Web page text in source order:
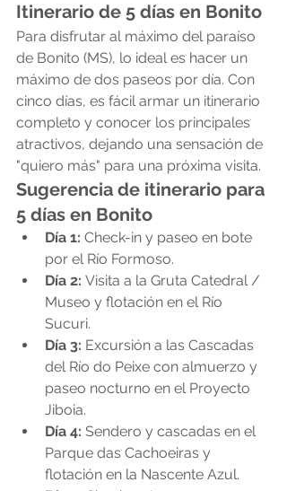
Itinerario de 5 días en Bonito
Para disfrutar al máximo del paraíso
de Bonito (MS), lo ideal es hacer un
máximo de dos paseos por día. Con
cinco días, es fácil armar un itinerario
completo y conocer los principales
atractivos, dejando una sensación de
"quiero más" para una próxima visita.
Sugerencia de itinerario para
5 días en Bonito
Día 1: Check-in y paseo en bote
por el Río Formoso.
Día 2: Visita a la Gruta Catedral /
Museo y flotación en el Río
Sucuri.
Día 3: Excursión a las Cascadas
del Río do Peixe con almuerzo y
paseo nocturno en el Proyecto
Jiboia.
Día 4: Sendero y cascadas en el
Parque das Cachoeiras y
flotación en la Nascente Azul.